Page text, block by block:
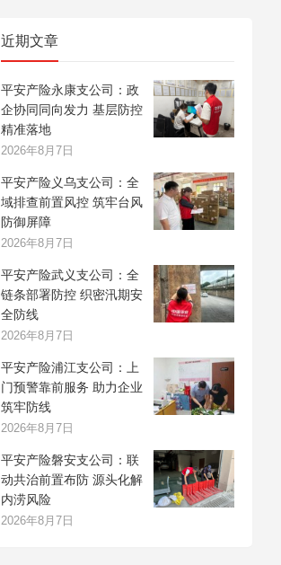
近期文章
平安产险永康支公司：政
企协同同向发力 基层防控
精准落地
2026年8月7日
平安产险义乌支公司：全
域排查前置风控 筑牢台风
防御屏障
2026年8月7日
平安产险武义支公司：全
链条部署防控 织密汛期安
全防线
2026年8月7日
平安产险浦江支公司：上
门预警靠前服务 助力企业
筑牢防线
2026年8月7日
平安产险磐安支公司：联
动共治前置布防 源头化解
内涝风险
2026年8月7日